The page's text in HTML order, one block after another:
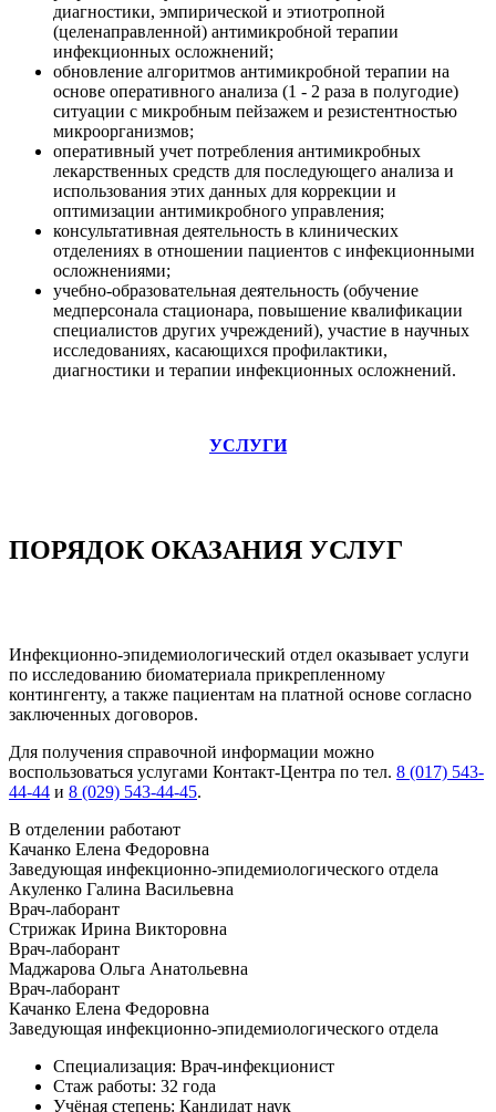
диагностики, эмпирической и этиотропной
(целенаправленной) антимикробной терапии
инфекционных осложнений;
обновление алгоритмов антимикробной терапии на
основе оперативного анализа (1 - 2 раза в полугодие)
ситуации с микробным пейзажем и резистентностью
микроорганизмов;
оперативный учет потребления антимикробных
лекарственных средств для последующего анализа и
использования этих данных для коррекции и
оптимизации антимикробного управления;
консультативная деятельность в клинических
отделениях в отношении пациентов с инфекционными
осложнениями;
учебно-образовательная деятельность (обучение
медперсонала стационара, повышение квалификации
специалистов других учреждений), участие в научных
исследованиях, касающихся профилактики,
диагностики и терапии инфекционных осложнений.
УСЛУГИ
ПОРЯДОК ОКАЗАНИЯ УСЛУГ
Инфекционно-эпидемиологический отдел оказывает услуги
по исследованию биоматериала прикрепленному
контингенту, а также пациентам на платной основе согласно
заключенных договоров.
Для получения справочной информации можно
воспользоваться услугами Контакт-Центра по тел. 8 (017) 543-
44-44 и 8 (029) 543-44-45.
В отделении работают
Качанко Елена Федоровна
Заведующая инфекционно-эпидемиологического отдела
Акуленко Галина Васильевна
Врач-лаборант
Стрижак Ирина Викторовна
Врач-лаборант
Маджарова Ольга Анатольевна
Врач-лаборант
Качанко Елена Федоровна
Заведующая инфекционно-эпидемиологического отдела
Специализация: Врач-инфекционист
Стаж работы: 32 года
Учёная степень: Кандидат наук